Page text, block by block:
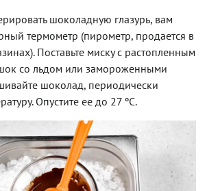
шоколадную глазурь, вам
термометр (пирометр, продается в
Поставьте миску с растопленным
со льдом или замороженными
шоколад, периодически
Опустите ее до 27 ºC.